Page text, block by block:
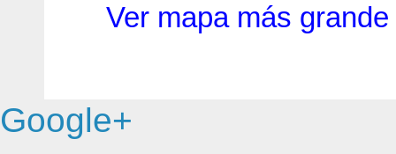
Ver mapa más grande
Google+